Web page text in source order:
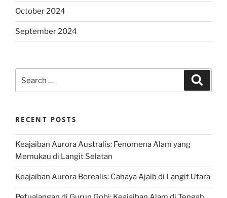
October 2024
September 2024
for:
RECENT POSTS
Keajaiban Aurora Australis: Fenomena Alam yang
Memukau di Langit Selatan
Keajaiban Aurora Borealis: Cahaya Ajaib di Langit Utara